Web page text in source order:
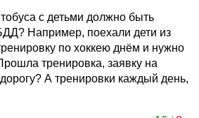
с детьми должно быть
Например, поехали дети из
по хоккею днём и нужно
тренировка, заявку на
А тренировки каждый день,